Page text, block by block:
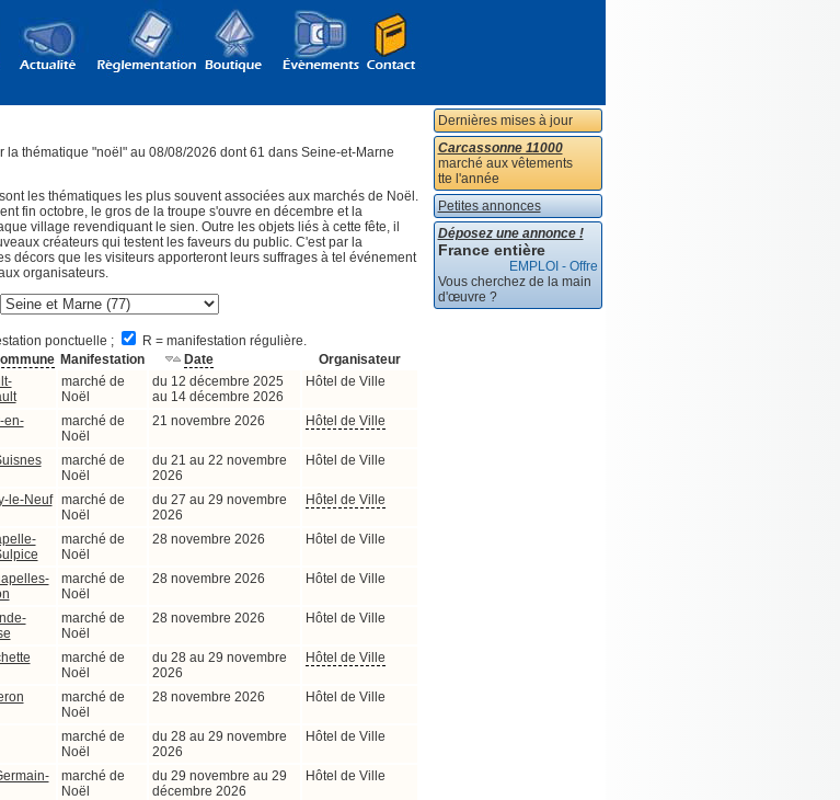
la thématique "noël" au 08/08/2026 dont 61 dans Seine-et-Marne
les thématiques les plus souvent associées aux marchés de Noël.
fin octobre, le gros de la troupe s'ouvre en décembre et la
village revendiquant le sien. Outre les objets liés à cette fête, il
créateurs qui testent les faveurs du public. C'est par la
décors que les visiteurs apporteront leurs suffrages à tel événement
organisateurs.
ponctuelle ;
R = manifestation régulière.
Manifestation Date Organisateur
marché de
Noël
du 12 décembre 2025
au 14 décembre 2026
Hôtel de Ville
en-
marché de
Noël
21 novembre 2026 Hôtel de Ville
marché de
Noël
du 21 au 22 novembre
2026
Hôtel de Ville
le-Neuf
marché de
Noël
du 27 au 29 novembre
2026
Hôtel de Ville
marché de
Noël
28 novembre 2026 Hôtel de Ville
marché de
Noël
28 novembre 2026 Hôtel de Ville
marché de
Noël
28 novembre 2026 Hôtel de Ville
marché de
Noël
du 28 au 29 novembre
2026
Hôtel de Ville
marché de
Noël
28 novembre 2026 Hôtel de Ville
marché de
Noël
du 28 au 29 novembre
2026
Hôtel de Ville
marché de
Noël
du 29 novembre au 29
décembre 2026
Hôtel de Ville
Dernières mises à jour
Carcassonne 11000
marché aux vêtements
tte l'année
Petites annonces
Déposez une annonce !
France entière
EMPLOI - Offre
Vous cherchez de la main
d'œuvre ?